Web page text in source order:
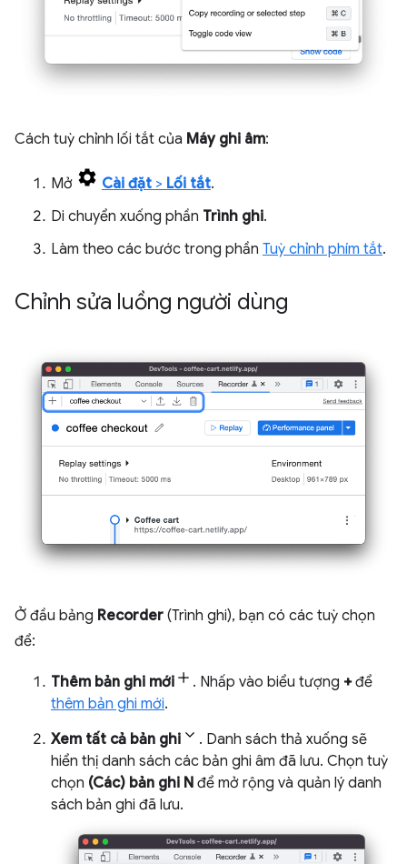
Cách tuỳ chỉnh lối tắt của Máy ghi âm:
Mở Cài đặt > Lối tắt.
Di chuyển xuống phần Trình ghi.
Làm theo các bước trong phần Tuỳ chỉnh phím tắt.
Chỉnh sửa luồng người dùng
Ở đầu bảng Recorder (Trình ghi), bạn có các tuỳ chọn
để:
Thêm bản ghi mới . Nhấp vào biểu tượng +để
thêm bản ghi mới.
Xem tất cả bản ghi
. Danh sách thả xuống sẽ
hiển thị danh sách các bản ghi âm đã lưu. Chọn tuỳ
chọn (Các) bản ghi N để mở rộng và quản lý danh
sách bản ghi đã lưu.